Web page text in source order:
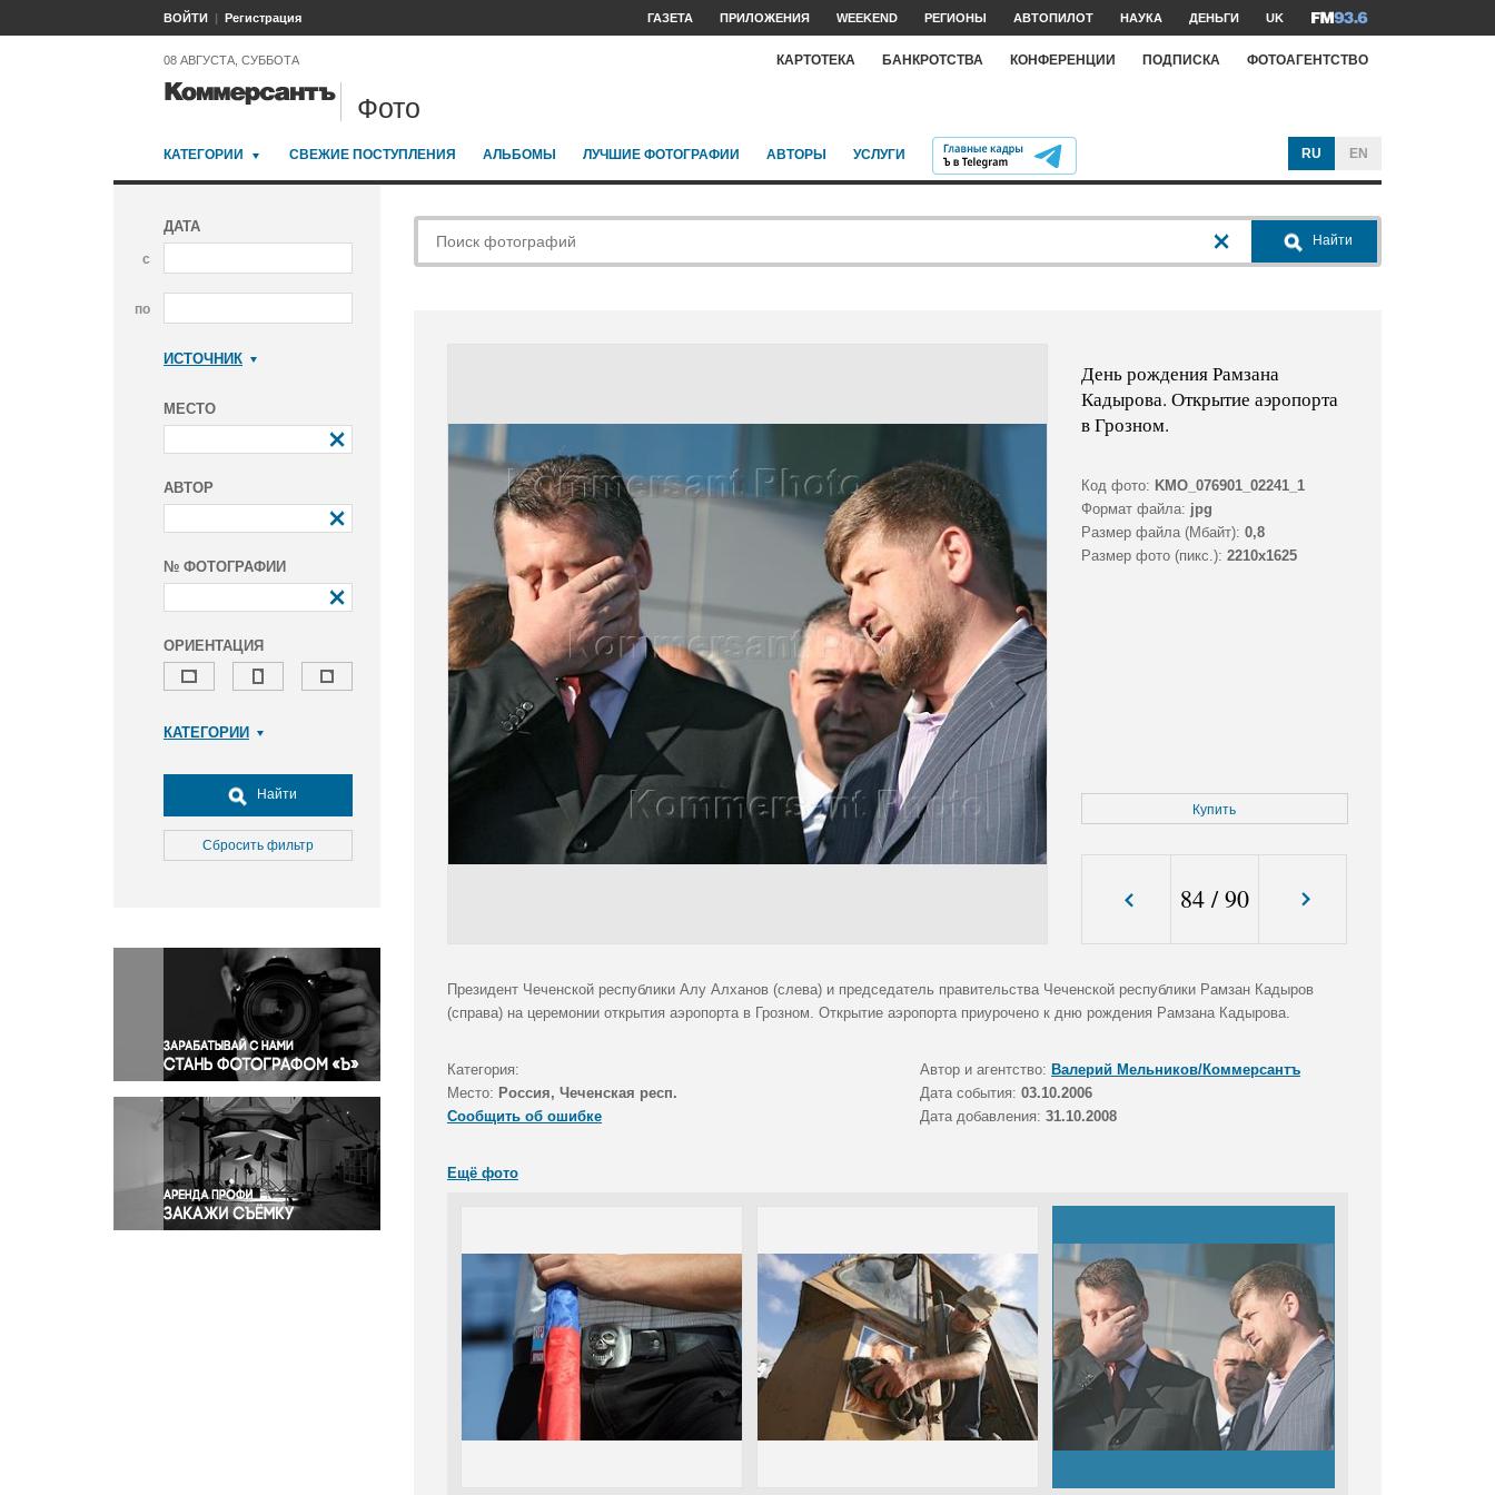
ВОЙТИ Регистрация ГАЗЕТА ПРИЛОЖЕНИЯ WEEKEND РЕГИОНЫ АВТОПИЛОТ НАУКА ДЕНЬГИ UK
08 АВГУСТА, СУББОТА КАРТОТЕКА БАНКРОТСТВА КОНФЕРЕНЦИИ ПОДПИСКА ФОТОАГЕНТСТВО
Фото
КАТЕГОРИИ СВЕЖИЕ ПОСТУПЛЕНИЯ АЛЬБОМЫ ЛУЧШИЕ ФОТОГРАФИИ АВТОРЫ УСЛУГИ RU EN
ДАТА
с
по
ИСТОЧНИК
МЕСТО
АВТОР
№ ФОТОГРАФИИ
ОРИЕНТАЦИЯ
КАТЕГОРИИ
Досуг, туризм и отдых
Культура
Медицина
Окружающая среда
Политика
Правосудие
Происшествия и конфликты
Религия
Светская жизнь
Спорт
Экология
Экономика и бизнес
Найти
Сбросить фильтр
Найти
День рождения Рамзана
Кадырова. Открытие аэропорта
в Грозном.
Код фото: KMO_076901_02241_1
Формат файла: jpg
Размер файла (Мбайт): 0,8
Размер фото (пикс.): 2210x1625
Купить
84/90
Президент Чеченской республики Алу Алханов (слева) и председатель правительства Чеченской республики Рамзан Кадыров
(справа) на церемонии открытия аэропорта в Грозном. Открытие аэропорта приурочено к дню рождения Рамзана Кадырова.
Категория: Автор и агентство: Валерий Мельников/Коммерсантъ
Место: Россия, Чеченская респ. Дата события: 03.10.2006
Сообщить об ошибке
Дата добавления: 31.10.2008
Ещё фото